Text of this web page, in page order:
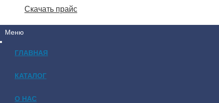
Скачать прайс
Меню
ГЛАВНАЯ
КАТАЛОГ
О НАС